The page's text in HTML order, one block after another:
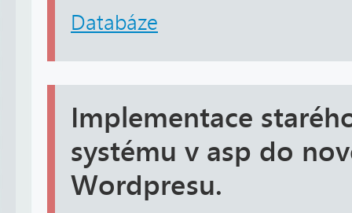
Databáze
Implementace
systému v asp do
Wordpresu.